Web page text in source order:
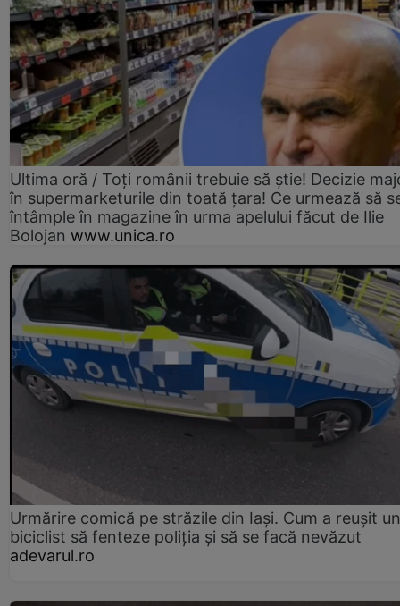
Ultima oră / Toți românii trebuie să știe! Decizie
în supermarketurile din toată țara! Ce urmează să
întâmple în magazine în urma apelului făcut de Ilie
Bolojan www.unica.ro
Urmărire comică pe străzile din Iași. Cum a reușit un
biciclist să fenteze poliția și să se facă nevăzut
adevarul.ro